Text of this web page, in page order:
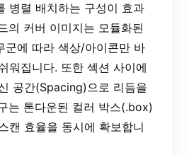
병렬 배치하는 구성이 효과
의 커버 이미지는 모듈화된
군에 따라 색상/아이콘만 바
워집니다. 또한 섹션 사이에
공간(Spacing)으로 리듬을
는 톤다운된 컬러 박스(.box)
캔 효율을 동시에 확보합니